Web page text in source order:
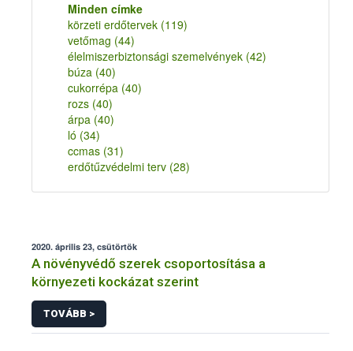
Minden címke
körzeti erdőtervek (119)
vetőmag (44)
élelmiszerbiztonsági szemelvények (42)
búza (40)
cukorrépa (40)
rozs (40)
árpa (40)
ló (34)
ccmas (31)
erdőtűzvédelmi terv (28)
2020. április 23, csütörtök
A növényvédő szerek csoportosítása a
környezeti kockázat szerint
TOVÁBB >